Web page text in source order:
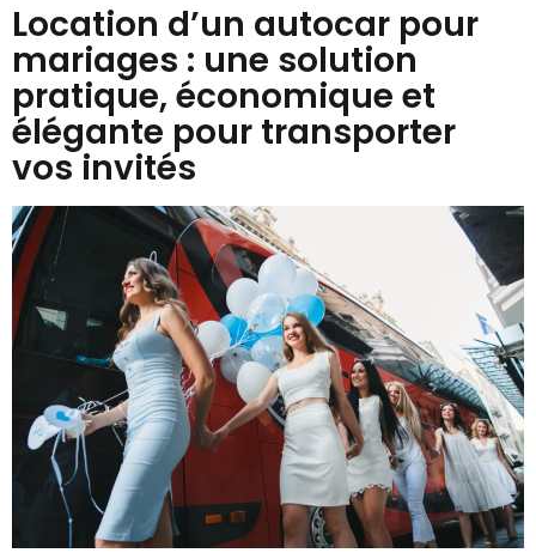
Location d’un autocar pour
mariages : une solution
pratique, économique et
élégante pour transporter
vos invités